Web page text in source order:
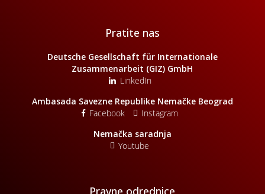
Pratite nas
Deutsche Gesellschaft für Internationale
Zusammenarbeit (GIZ) GmbH
LinkedIn
Ambasada Savezne Republike Nemačke Beograd
Facebook
Instagram
Nemačka saradnja
Youtube
Pravne odrednice